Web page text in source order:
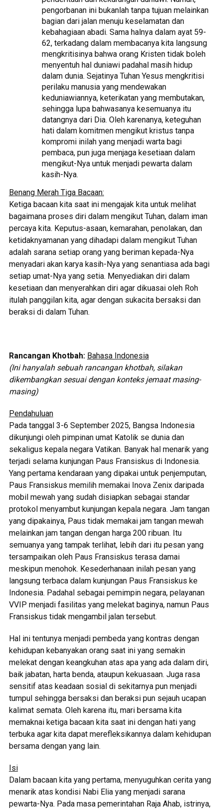
pengorbanan ini bukanlah tanpa tujuan melainkan
bagian dari jalan menuju keselamatan dan
kebahagiaan abadi. Sama halnya dalam ayat 59-
62, terkadang dalam membacanya kita langsung
mengkritisinya bahwa orang Kristen tidak boleh
menyentuh hal duniawi padahal masih hidup
dalam dunia. Sejatinya Tuhan Yesus mengkritisi
perilaku manusia yang mendewakan
keduniawiannya, keterikatan yang membutakan,
sehingga lupa bahwasanya kesemuanya itu
datangnya dari Dia. Oleh karenanya, keteguhan
hati dalam komitmen mengikut kristus tanpa
kompromi inilah yang menjadi warta bagi
pembaca, pun juga menjaga kesetiaan dalam
mengikut-Nya untuk menjadi pewarta dalam
kasih-Nya.
Benang Merah Tiga Bacaan:
Ketiga bacaan kita saat ini mengajak kita untuk melihat
bagaimana proses diri dalam mengikut Tuhan, dalam iman
percaya kita. Keputus-asaan, kemarahan, penolakan, dan
ketidaknyamanan yang dihadapi dalam mengikut Tuhan
adalah sarana setiap orang yang beriman kepada-Nya
menyadari akan karya kasih-Nya yang senantiasa ada bagi
setiap umat-Nya yang setia. Menyediakan diri dalam
kesetiaan dan menyerahkan diri agar dikuasai oleh Roh
itulah panggilan kita, agar dengan sukacita bersaksi dan
beraksi di dalam Tuhan.
Rancangan Khotbah: Bahasa Indonesia
(Ini hanyalah sebuah rancangan khotbah, silakan
dikembangkan sesuai dengan konteks jemaat masing-
masing)
Pendahuluan
Pada tanggal 3-6 September 2025, Bangsa Indonesia
dikunjungi oleh pimpinan umat Katolik se dunia dan
sekaligus kepala negara Vatikan. Banyak hal menarik yang
terjadi selama kunjungan Paus Fransiskus di Indonesia.
Yang pertama kendaraan yang dipakai untuk penjemputan,
Paus Fransiskus memilih memakai Inova Zenix daripada
mobil mewah yang sudah disiapkan sebagai standar
protokol menyambut kunjungan kepala negara. Jam tangan
yang dipakainya, Paus tidak memakai jam tangan mewah
melainkan jam tangan dengan harga 200 ribuan. Itu
semuanya yang tampak terlihat, lebih dari itu pesan yang
tersampaikan oleh Paus Fransiskus terasa damai
meskipun menohok. Kesederhanaan inilah pesan yang
langsung terbaca dalam kunjungan Paus Fransiskus ke
Indonesia. Padahal sebagai pemimpin negara, pelayanan
VVIP menjadi fasilitas yang melekat baginya, namun Paus
Fransiskus tidak mengambil jalan tersebut.
Hal ini tentunya menjadi pembeda yang kontras dengan
kehidupan kebanyakan orang saat ini yang semakin
melekat dengan keangkuhan atas apa yang ada dalam diri,
baik jabatan, harta benda, ataupun kekuasaan. Juga rasa
sensitif atas keadaan sosial di sekitarnya pun menjadi
tumpul sehingga bersaksi dan beraksi pun sejauh ucapan
kalimat semata. Oleh karena itu, mari bersama kita
memaknai ketiga bacaan kita saat ini dengan hati yang
terbuka agar kita dapat merefleksikannya dalam kehidupan
bersama dengan yang lain.
Isi
Dalam bacaan kita yang pertama, menyuguhkan cerita yang
menarik atas kondisi Nabi Elia yang menjadi sarana
pewarta-Nya. Pada masa pemerintahan Raja Ahab, istrinya,